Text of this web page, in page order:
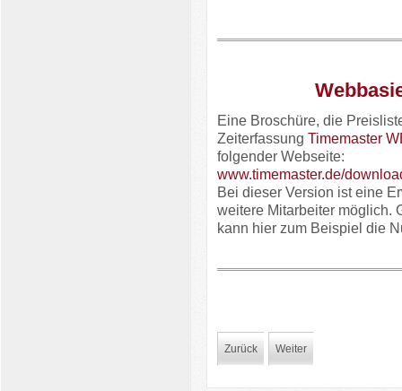
Eine Broschüre, die
Zeiterfassung Timemaster
folgender Webseite:
www.timemaster.de/
Bei dieser Version ist eine
weitere Mitarbeiter möglich.
kann hier zum Beispiel die
Zurück Weiter